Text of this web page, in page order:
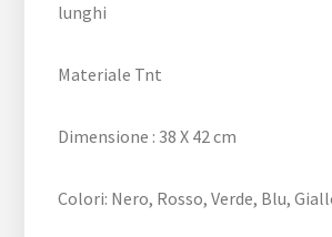
lunghi
Materiale Tnt
Dimensione : 38 X 42 cm
Colori: Nero, Rosso, Verde, Blu,